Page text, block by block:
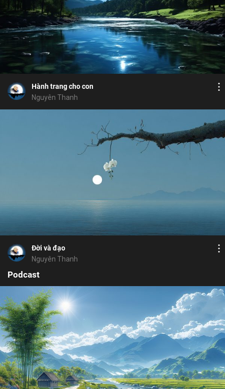
bố thí cúng dường đạo đức nhân quả
13
Hành trang cho con
Nguyên Thanh
Bỏ chọn
Bỏ chọn
Bình luận
Lưu
cuộc sống thọ
Đời và đạo
Nguyên Thanh
Bỏ chọn
Bình luận
Lưu
Podcast
Bỏ chọn
Bỏ chọn
Bỏ chọn
Bình luận
Họ và tên
Địa chỉ email